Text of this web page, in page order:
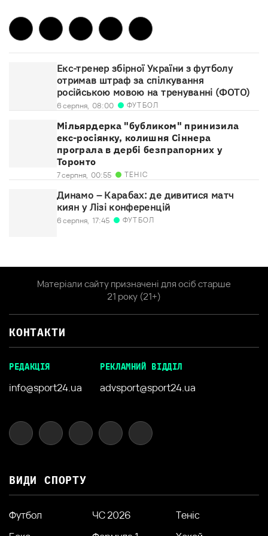
Екс-тренер збірної України з футболу
отримав штраф за спілкування
російською мовою на тренуванні (ФОТО)
6 серпня, 08:00 ФУТБОЛ
Мільярдерка "бубликом" принизила
екс-росіянку, колишня Сіннера
програла в дербі безпрапорних у
Торонто
7 серпня, 00:55 ТЕНІС
Динамо – Карабах: де дивитися матч
киян у Лізі конференцій
6 серпня, 17:45 ФУТБОЛ
Матеріали сайту призначені для осіб старше
21 року (21+)
КОНТАКТИ
РЕДАКЦІЯ
info@sport24.ua
РЕКЛАМНИЙ ВІДДІЛ
advsport@sport24.ua
ВИДИ СПОРТУ
Футбол ЧС 2026
Теніс